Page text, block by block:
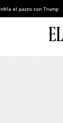
el pacto con Trump